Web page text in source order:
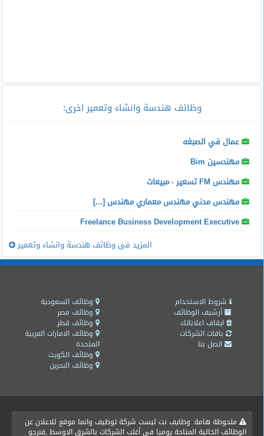
وظائف هندسة وانشاء وتعمير اخرى:
عمال في الصبغه
مهندسين Bim
مهندس FM تسعير - مبيعات
مهندس مدني مهندس معماري مهندس [...]
Freelance Business Development Executive
المزيد فى وظائف هندسة وانشاء وتعمير
وظائف السعودية
وظائف مصر
وظائف قطر
وظائف الامارات العربية
المتحدة
وظائف الكويت
وظائف البحرين
شروط الاستخدام
أرشيف الوظائف
ايقاف اعلاناتك
باقات الشركات
اتصل بنا
ملحوظة هامة: وظايف نت ليست شركة توظيف وانما موقع للاعلان عن
الوظائف الخالية المتاحة يوميا فى أغلب الشركات بالشرق الاوسط ,فنرجو